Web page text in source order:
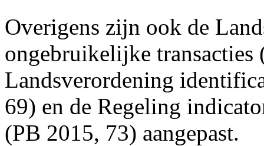
Overigens zijn ook de
ongebruikelijke transacties
Landsverordening
69) en de Regeling
(PB 2015, 73) aangepast.